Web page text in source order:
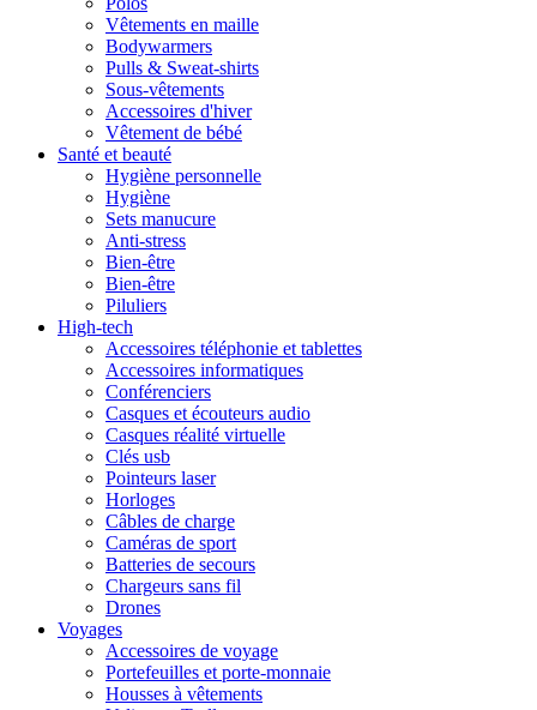
Vêtements en maille
Bodywarmers
Pulls & Sweat-shirts
Sous-vêtements
Accessoires d'hiver
Vêtement de bébé
Santé et beauté
Hygiène personnelle
Hygiène
Sets manucure
Anti-stress
Bien-être
Bien-être
Piluliers
High-tech
Accessoires téléphonie et tablettes
Accessoires informatiques
Conférenciers
Casques et écouteurs audio
Casques réalité virtuelle
Clés usb
Pointeurs laser
Horloges
Câbles de charge
Caméras de sport
Batteries de secours
Chargeurs sans fil
Drones
Voyages
Accessoires de voyage
Portefeuilles et porte-monnaie
Housses à vêtements